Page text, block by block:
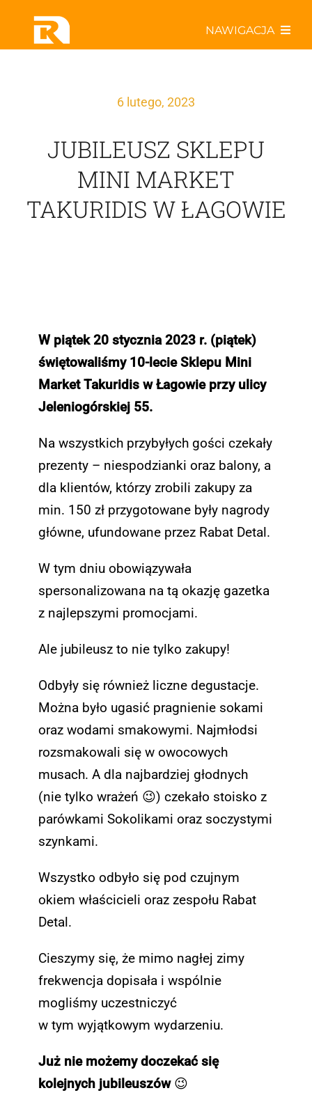
zawartości
NAWIGACJA
Współpracuj z Rabatem!
Odkryj najlepsze oferty!
Aktualności w Sieci
Skontaktuj się z nami
6 lutego, 2023
JUBILEUSZ SKLEPU
MINI MARKET
TAKURIDIS W ŁAGOWIE
W piątek 20 stycznia 2023 r. (piątek)
świętowaliśmy 10-lecie Sklepu Mini
Market Takuridis w Łagowie przy ulicy
Jeleniogórskiej 55.
Na wszystkich przybyłych gości czekały
prezenty – niespodzianki oraz balony, a
dla klientów, którzy zrobili zakupy za
min. 150 zł przygotowane były nagrody
główne, ufundowane przez Rabat Detal.
W tym dniu obowiązywała
spersonalizowana na tą okazję gazetka
z najlepszymi promocjami.
Ale jubileusz to nie tylko zakupy!
Odbyły się również liczne degustacje.
Można było ugasić pragnienie sokami
oraz wodami smakowymi. Najmłodsi
rozsmakowali się w owocowych
musach. A dla najbardziej głodnych
(nie tylko wrażeń 😉) czekało stoisko z
parówkami Sokolikami oraz soczystymi
szynkami.
Wszystko odbyło się pod czujnym
okiem właścicieli oraz zespołu Rabat
Detal.
Cieszymy się, że mimo nagłej zimy
frekwencja dopisała i wspólnie
mogliśmy uczestniczyć
w tym wyjątkowym wydarzeniu.
Już nie możemy doczekać się
kolejnych jubileuszów😉